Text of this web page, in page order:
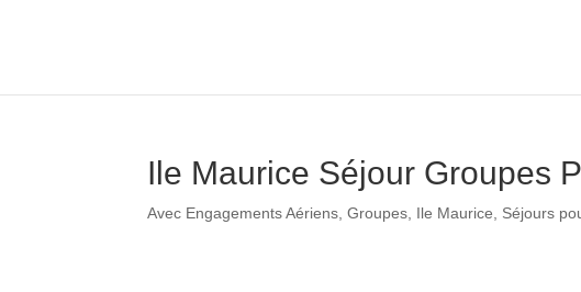
Ile Maurice Séjour Groupes
Avec Engagements Aériens ,Groupes Ile Maurice Séjours